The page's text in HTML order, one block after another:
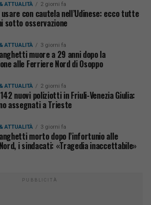
ATTUALITÀ 2 giorni fa
usare con cautela nell’Udinese: ecco tutte
sotto osservazione
ATTUALITÀ 3 giorni fa
muore a 29 anni dopo la
alle Ferriere Nord di Osoppo
ATTUALITÀ 2 giorni fa
nuovi poliziotti in Friuli-Venezia Giulia:
assegnati a Trieste
ATTUALITÀ 3 giorni fa
morto dopo l’infortunio alle
i sindacati: «Tragedia inaccettabile»
PUBBLICITÀ